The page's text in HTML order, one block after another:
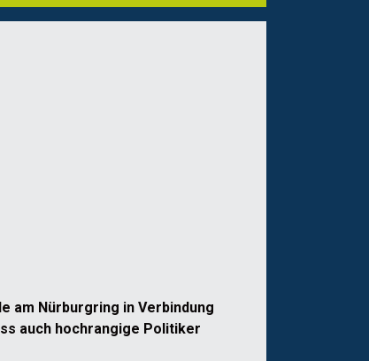
am Nürburgring in Verbindung
auch hochrangige Politiker